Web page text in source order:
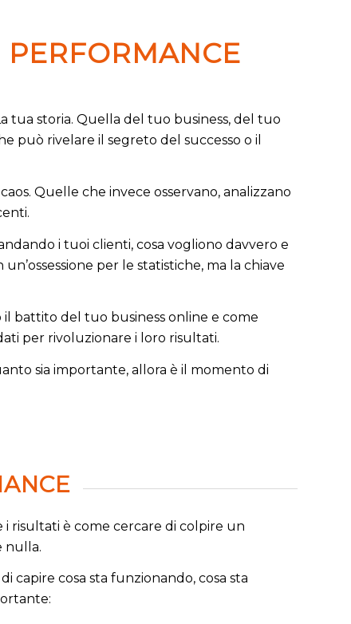
tua storia. Quella del tuo business, del tuo
può rivelare il segreto del successo o il
Quelle che invece osservano, analizzano
i tuoi clienti, cosa vogliono davvero e
un’ossessione per le statistiche, ma la chiave
battito del tuo business online e come
per rivoluzionare i loro risultati.
sia importante, allora è il momento di
risultati è come cercare di colpire un
nulla.
capire cosa sta funzionando, cosa sta